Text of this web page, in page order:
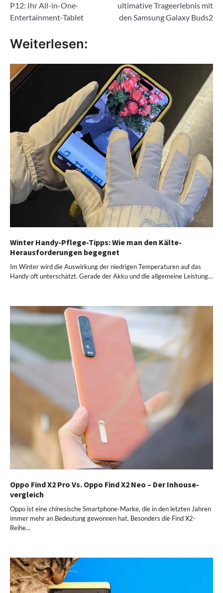
P12: Ihr All-in-One-
Entertainment-Tablet
ultimative Trageerlebnis mit
den Samsung Galaxy Buds2
Weiterlesen:
Winter Handy-Pflege-Tipps: Wie man den Kälte-
Herausforderungen begegnet
Im Winter wird die Auswirkung der niedrigen Temperaturen auf das
Handy oft unterschätzt. Gerade der Akku und die allgemeine Leistung…
Oppo Find X2 Pro Vs. Oppo Find X2 Neo – Der Inhouse-
vergleich
Oppo ist eine chinesische Smartphone-Marke, die in den letzten Jahren
immer mehr an Bedeutung gewonnen hat. Besonders die Find X2-
Reihe…